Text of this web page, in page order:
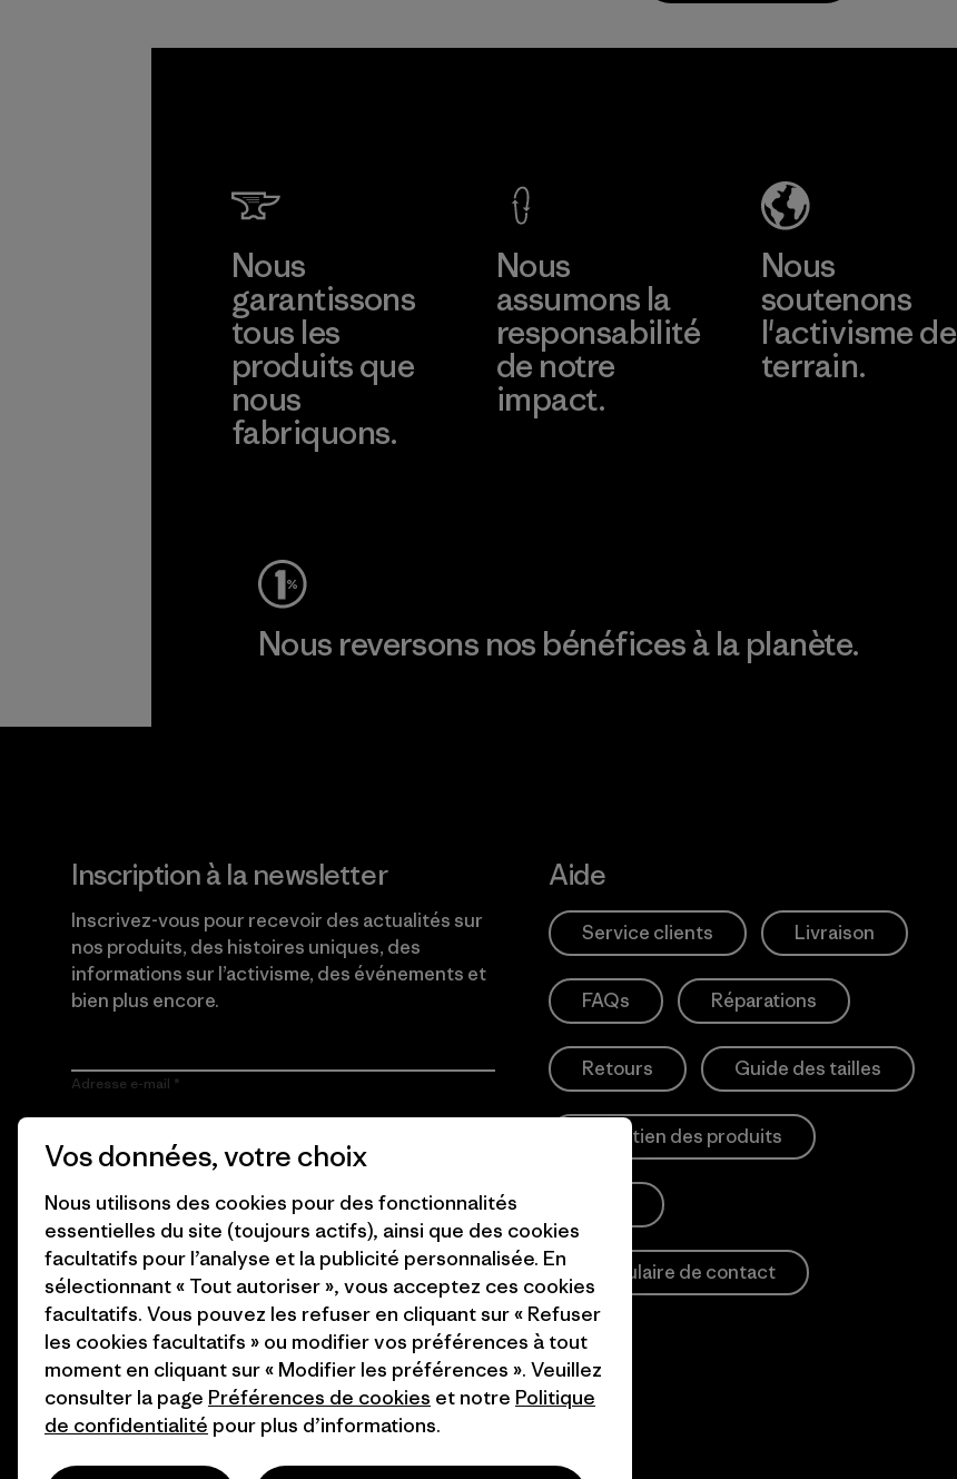
En savoir plus
Nous
garantissons
tous les
produits que
nous
fabriquons.
Nous
assumons la
responsabilité
de notre
impact.
Nous
soutenons
l'activisme de
terrain.
Nous reversons nos bénéfices à la planète.
Inscription à la newsletter
Inscrivez-vous pour recevoir des actualités sur
nos produits, des histoires uniques, des
informations sur l’activisme, des événements et
bien plus encore.
Adresse e-mail
En cliquant sur le bouton S’inscrire, j’accepte que Patagonia
utilise mon adresse e-mail pour m’envoyer des e-mails
sensibilisation à l’activisme, les informations sur les événements
et autres, conformément à laPolitique de confidentialitéde
Patagonia.
S’inscrire
Aide
Service clients Livraison
FAQs Réparations
Retours Guide des tailles
Entretien des produits
Formulaire de contact
© 2026 Patagonia, Inc. All Rights Reserved.
Vos données, votre choix
Nous utilisons des cookies pour des fonctionnalités
essentielles du site (toujours actifs), ainsi que des cookies
facultatifs pour l’analyse et la publicité personnalisée. En
sélectionnant « Tout autoriser », vous acceptez ces cookies
facultatifs. Vous pouvez les refuser en cliquant sur « Refuser
les cookies facultatifs » ou modifier vos préférences à tout
moment en cliquant sur « Modifier les préférences ». Veuillez
consulter la page Préférences de cookies et notre Politique
de confidentialité pour plus d’informations.